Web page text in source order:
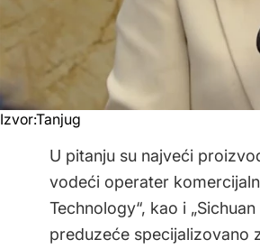
Izvor:Tanjug
U pitanju su najveći
vodeći operater
Technology“, kao i
preduzeće specijalizovano